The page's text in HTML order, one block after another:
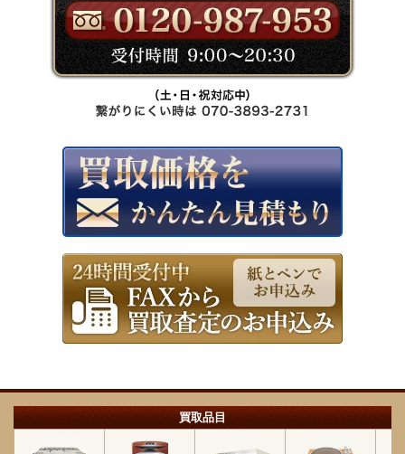
買取品目